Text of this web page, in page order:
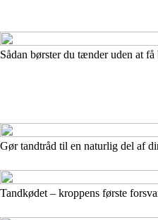
Sådan børster du tænder uden at
Gør tandtråd til en naturlig del af
Tandkødet – kroppens første